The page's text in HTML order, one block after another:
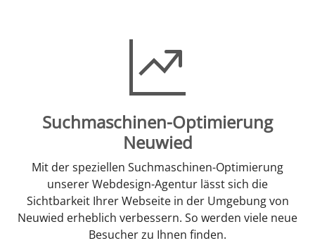
Suchmaschinen-Optimierung
Neuwied
Mit der speziellen Suchmaschinen-Optimierung
unserer Webdesign-Agentur lässt sich die
Sichtbarkeit Ihrer Webseite in der Umgebung von
Neuwied erheblich verbessern. So werden viele neue
Besucher zu Ihnen finden.